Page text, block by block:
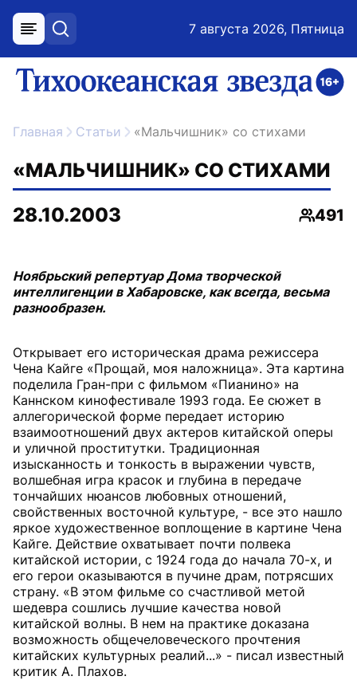
меню поиск 7 августа 2026, Пятница
ссылка на главную
Главная Статьи «Мальчишник» со стихами
«МАЛЬЧИШНИК» СО СТИХАМИ
28.10.2003
491
Ноябрьский репертуар Дома творческой
интеллигенции в Хабаровске, как всегда, весьма
разнообразен.
Открывает его историческая драма режиссера
Чена Кайге «Прощай, моя наложница». Эта картина
поделила Гран-при с фильмом «Пианино» на
Каннском кинофестивале 1993 года. Ее сюжет в
аллегорической форме передает историю
взаимоотношений двух актеров китайской оперы
и уличной проститутки. Традиционная
изысканность и тонкость в выражении чувств,
волшебная игра красок и глубина в передаче
тончайших нюансов любовных отношений,
свойственных восточной культуре, - все это нашло
яркое художественное воплощение в картине Чена
Кайге. Действие охватывает почти полвека
китайской истории, с 1924 года до начала 70-х, и
его герои оказываются в пучине драм, потрясших
страну. «В этом фильме со счастливой метой
шедевра сошлись лучшие качества новой
китайской волны. В нем на практике доказана
возможность общечеловеческого прочтения
китайских культурных реалий...» - писал известный
критик А. Плахов.